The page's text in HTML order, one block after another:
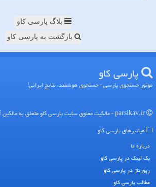
بلاگ پارسی کاو
بازگشت به پارسی کاو
پارسی كاو
موتور جستجوی پارسی - جستجوی هوشمند، نتایج ایرانی!
میانبرهای پارسی كاو
درباره ما
بک لینک در پارسی كاو
رپورتاژ در پارسی كاو
مطالب پارسی كاو